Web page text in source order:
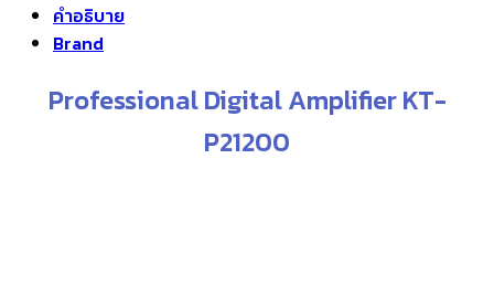
คำอธิบาย
Brand
Professional Digital Amplifier KT-
P21200